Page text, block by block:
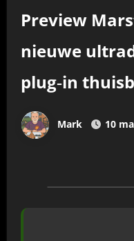
Preview
nieuwe
plug‑in
Mark 10